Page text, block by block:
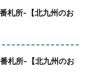
札所-【北九州のお
札所-【北九州のお